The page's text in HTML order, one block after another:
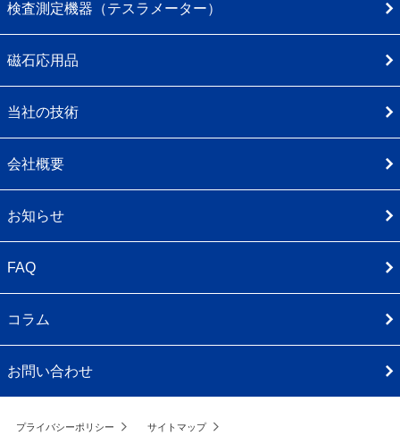
検査測定機器（テスラメーター）
磁石応用品
当社の技術
会社概要
お知らせ
FAQ
コラム
お問い合わせ
プライバシーポリシー サイトマップ